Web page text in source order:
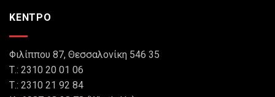
ΚΕΝΤΡΟ
Φιλίππου 87, Θεσσαλονίκη 546 35
Τ.: 2310 20 01 06
Τ.: 2310 21 92 84